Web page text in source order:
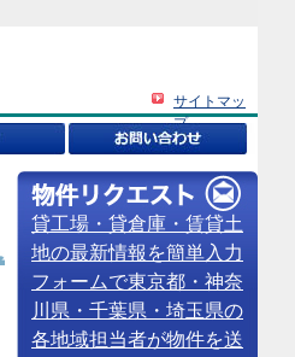
サイトマッ
プ
貸工場・貸倉庫・賃貸土
地の最新情報を簡単入力
フォームで東京都・神奈
川県・千葉県・埼玉県の
各地域担当者が物件を送